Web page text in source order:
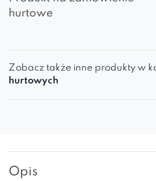
hurtowe
Zobacz także inne produkty w
hurtowych
Opis